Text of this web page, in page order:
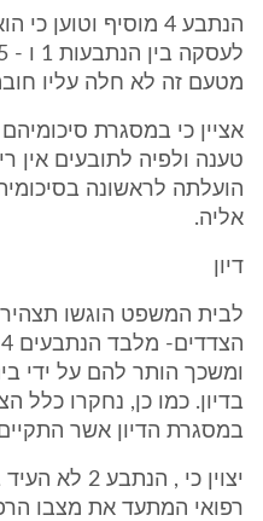
הנתבע 4 מוסיף
מטעם זה לא חלה עליו
טענה ולפיה לתובעים אין
הועלתה לראשונה
אליה.
דיון
לבית המשפט הוגשו
ומשכך הותר להם על ידי
בדיון. כמו כן, נחקרו כלל
במסגרת הדיון אשר התקיים ביום
יצוין כי ,
רפואי המתעד את מצבו